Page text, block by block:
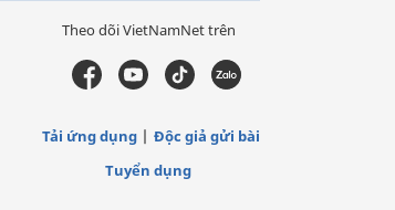
Theo dõi VietNamNet trên
Tải ứng dụng
Độc giả gửi bài
Tuyển dụng